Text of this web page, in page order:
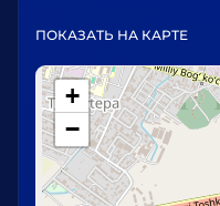
ПОКАЗАТЬ НА КАРТЕ
+
−